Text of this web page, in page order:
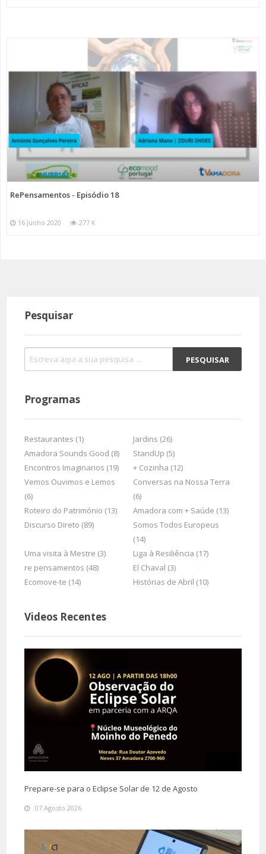
RePensamentos - Episódio 18
16 Junho 2020 277 K
Pesquisar
Programas
Restaurantes (1)
Jardins (26)
Amadora Sounds Good (8)
StandUp (5)
Encontros Imaginarios (19)
+ Cozinha (12)
Vemos Ouvimos e Lemos
(6)
Conversas na Nossa Terra
(6)
Roteiro do Património (13)
Amadora com + Saúde (13)
Discurso Direto (89)
Somos Todos Europeus
(14)
Uma visita à Mestre (3)
Liga à Resiliência (17)
re pensamentos (48)
El Chaval (3)
Ecomove-te (14)
Histórias de Abril (10)
Videos Recentes
Prepare-se para o Eclipse Solar de 12 de Agosto
07 Agosto 2026